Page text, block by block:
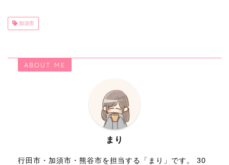
加須市
ABOUT ME
まり
行田市・加須市・熊谷市を担当する「まり」です。 30